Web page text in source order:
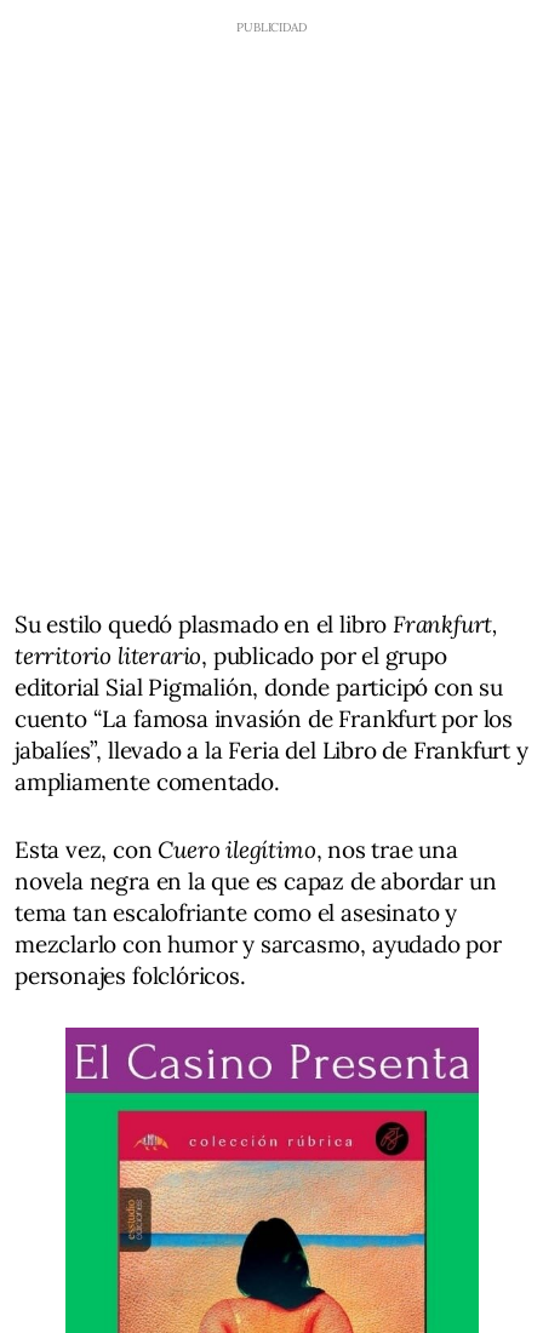
Su estilo quedó plasmado en el libro Frankfurt,
territorio literario, publicado por el grupo
editorial Sial Pigmalión, donde participó con su
cuento “La famosa invasión de Frankfurt por los
jabalíes”, llevado a la Feria del Libro de Frankfurt y
ampliamente comentado.
Esta vez, con Cuero ilegítimo, nos trae una
novela negra en la que es capaz de abordar un
tema tan escalofriante como el asesinato y
mezclarlo con humor y sarcasmo, ayudado por
personajes folclóricos.